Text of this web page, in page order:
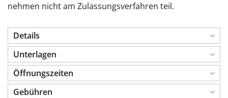
nehmen nicht am Zulassungsverfahren teil.
Details
Unterlagen
Öffnungszeiten
Gebühren